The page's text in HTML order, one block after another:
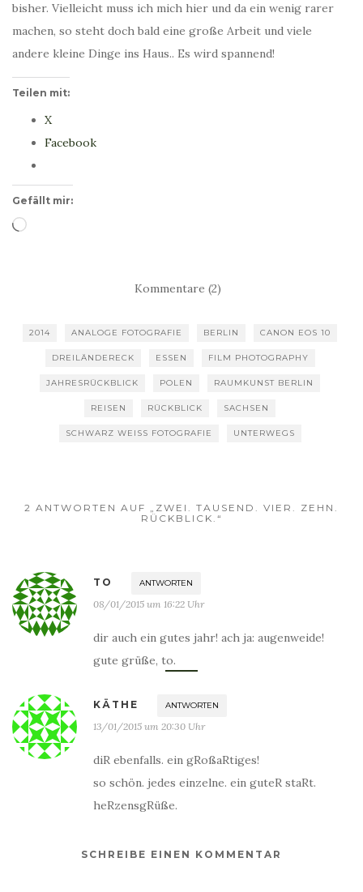
bisher. Vielleicht muss ich mich hier und da ein wenig rarer
machen, so steht doch bald eine große Arbeit und viele
andere kleine Dinge ins Haus.. Es wird spannend!
Teilen mit:
X
Facebook
Gefällt mir:
Wird
Kommentare (2)
2014 ANALOGE FOTOGRAFIE BERLIN CANON EOS 10
DREILÄNDERECK ESSEN FILM PHOTOGRAPHY
JAHRESRÜCKBLICK POLEN RAUMKUNST BERLIN
REISEN RÜCKBLICK SACHSEN
SCHWARZ WEISS FOTOGRAFIE UNTERWEGS
2 ANTWORTEN AUF „ZWEI. TAUSEND. VIER. ZEHN.
RÜCKBLICK.“
TO ANTWORTEN
08/01/2015 um 16:22 Uhr
dir auch ein gutes jahr! ach ja: augenweide!
gute grüße, to.
KÄTHE ANTWORTEN
13/01/2015 um 20:30 Uhr
diR ebenfalls. ein gRoßaRtiges!
so schön. jedes einzelne. ein guteR staRt.
heRzensgRüße.
SCHREIBE EINEN KOMMENTAR